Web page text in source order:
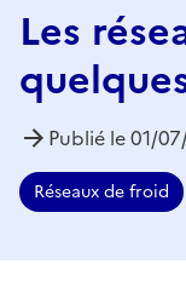
Les
Publié le01/
Réseaux de froid